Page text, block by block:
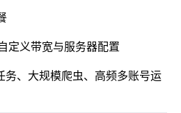
定义带宽与服务器配置
务、大规模爬虫、高频多账号运